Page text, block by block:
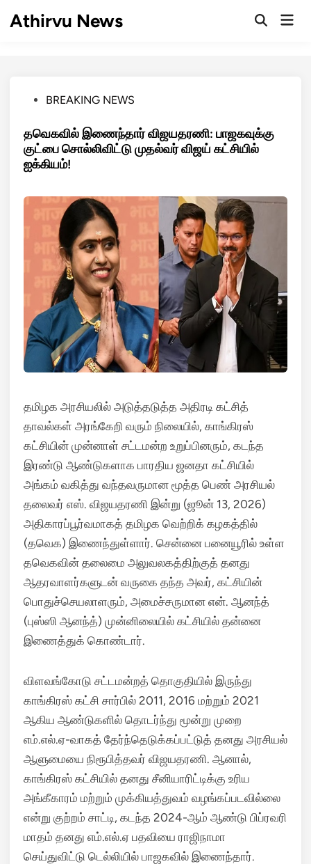
Athirvu News
OpenMain
PostedBREAKING NEWS
தவெகவில் இணைந்தார் விஜயதரணி: பாஜகவுக்கு
குட்பை சொல்லிவிட்டு முதல்வர் விஜய் கட்சியில்
ஐக்கியம்!
தமிழக அரசியலில் அடுத்தடுத்த அதிரடி கட்சித்
தாவல்கள் அரங்கேறி வரும் நிலையில், காங்கிரஸ்
கட்சியின் முன்னாள் சட்டமன்ற உறுப்பினரும், கடந்த
இரண்டு ஆண்டுகளாக பாரதிய ஜனதா கட்சியில்
அங்கம் வகித்து வந்தவருமான மூத்த பெண் அரசியல்
தலைவர் எஸ். விஜயதரணி இன்று (ஜூன் 13, 2026)
அதிகாரப்பூர்வமாகத் தமிழக வெற்றிக் கழகத்தில்
(தவெக) இணைந்துள்ளார். சென்னை பனையூரில் உள்ள
தவெகவின் தலைமை அலுவலகத்திற்குத் தனது
ஆதரவாளர்களுடன் வருகை தந்த அவர், கட்சியின்
பொதுச்செயலாளரும், அமைச்சருமான என். ஆனந்த்
(புஸ்ஸி ஆனந்த்) முன்னிலையில் கட்சியில் தன்னை
இணைத்துக் கொண்டார்.
விளவங்கோடு சட்டமன்றத் தொகுதியில் இருந்து
காங்கிரஸ் கட்சி சார்பில் 2011, 2016 மற்றும் 2021
ஆகிய ஆண்டுகளில் தொடர்ந்து மூன்று முறை
எம்.எல்.ஏ-வாகத் தேர்ந்தெடுக்கப்பட்டுத் தனது அரசியல்
ஆளுமையை நிரூபித்தவர் விஜயதரணி. ஆனால்,
காங்கிரஸ் கட்சியில் தனது சீனியாரிட்டிக்கு உரிய
அங்கீகாரம் மற்றும் முக்கியத்துவம் வழங்கப்படவில்லை
என்று குற்றம் சாட்டி, கடந்த 2024-ஆம் ஆண்டு பிப்ரவரி
மாதம் தனது எம்.எல்.ஏ பதவியை ராஜிநாமா
செய்துவிட்டு டெல்லியில் பாஜகவில் இணைந்தார்.